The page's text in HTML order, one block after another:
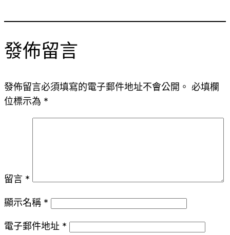
發佈留言
發佈留言必須填寫的電子郵件地址不會公開。 必填欄
位標示為 *
留言 *
顯示名稱 *
電子郵件地址 *